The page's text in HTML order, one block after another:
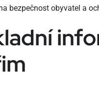
bezpečnost obyvatel a